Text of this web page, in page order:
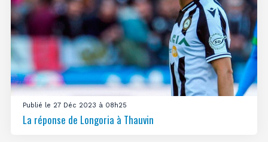
Publié le 27 Déc 2023 à 08h25
La réponse de Longoria à Thauvin